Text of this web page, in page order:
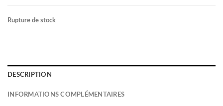
Rupture de stock
DESCRIPTION
INFORMATIONS COMPLÉMENTAIRES